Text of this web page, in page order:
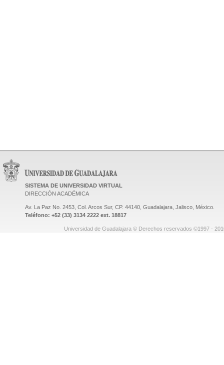
SISTEMA DE UNIVERSIDAD VIRTUAL
DIRECCIÓN ACADÉMICA
Av. La Paz No. 2453, Col. Arcos Sur, CP. 44140, Guadalajara, Jalisco, México.
Teléfono: +52 (33) 3134 2222 ext. 18817
Universidad de Guadalajara © Derechos reservados ©1997 -